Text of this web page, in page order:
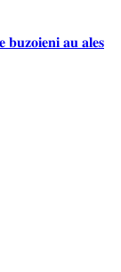
𝐚𝐮 𝐚𝐥𝐞𝐬